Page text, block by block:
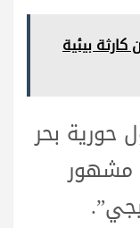
بيئية
حورية بحر
مشهور